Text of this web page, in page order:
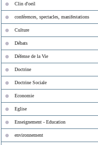
Clin d'oeil
conférences, spectacles, manifestations
Culture
Débats
Défense de la Vie
Doctrine
Doctrine Sociale
Economie
Eglise
Enseignement - Education
environnement